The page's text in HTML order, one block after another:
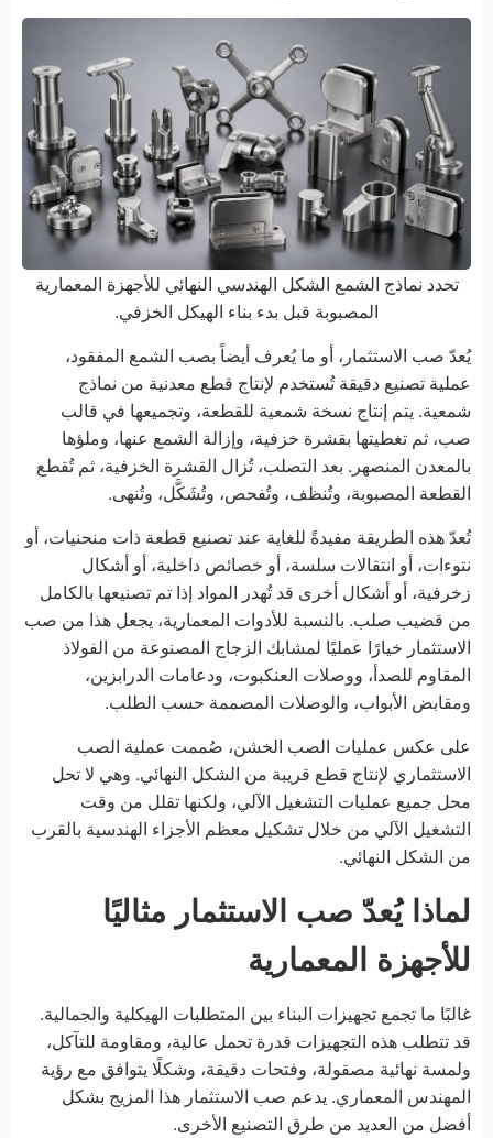
تحدد نماذج الشمع الشكل الهندسي النهائي للأجهزة المعمارية
المصبوبة قبل بدء بناء الهيكل الخزفي.
يُعدّ صب الاستثمار، أو ما يُعرف أيضاً بصب الشمع المفقود،
عملية تصنيع دقيقة تُستخدم لإنتاج قطع معدنية من نماذج
شمعية. يتم إنتاج نسخة شمعية للقطعة، وتجميعها في قالب
صب، ثم تغطيتها بقشرة خزفية، وإزالة الشمع عنها، وملؤها
بالمعدن المنصهر. بعد التصلب، تُزال القشرة الخزفية، ثم تُقطع
القطعة المصبوبة، وتُنظف، وتُفحص، وتُشَكَّل، وتُنهى.
تُعدّ هذه الطريقة مفيدةً للغاية عند تصنيع قطعة ذات منحنيات، أو
نتوءات، أو انتقالات سلسة، أو خصائص داخلية، أو أشكال
زخرفية، أو أشكال أخرى قد تُهدر المواد إذا تم تصنيعها بالكامل
من قضيب صلب. بالنسبة للأدوات المعمارية، يجعل هذا من صب
الاستثمار خيارًا عمليًا لمشابك الزجاج المصنوعة من الفولاذ
المقاوم للصدأ، ووصلات العنكبوت، ودعامات الدرابزين،
ومقابض الأبواب، والوصلات المصممة حسب الطلب.
على عكس عمليات الصب الخشن، صُممت عملية الصب
الاستثماري لإنتاج قطع قريبة من الشكل النهائي. وهي لا تحل
محل جميع عمليات التشغيل الآلي، ولكنها تقلل من وقت
التشغيل الآلي من خلال تشكيل معظم الأجزاء الهندسية بالقرب
من الشكل النهائي.
لماذا يُعدّ صب الاستثمار مثاليًا
للأجهزة المعمارية
غالبًا ما تجمع تجهيزات البناء بين المتطلبات الهيكلية والجمالية.
قد تتطلب هذه التجهيزات قدرة تحمل عالية، ومقاومة للتآكل،
ولمسة نهائية مصقولة، وفتحات دقيقة، وشكلًا يتوافق مع رؤية
المهندس المعماري. يدعم صب الاستثمار هذا المزيج بشكل
أفضل من العديد من طرق التصنيع الأخرى.